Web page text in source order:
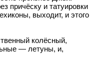
причёску и татуировки
выходит, и этого
колёсный,
— летуны, и,